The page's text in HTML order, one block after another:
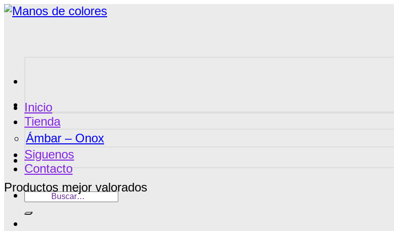
Saltar
Inicio
Tienda
Ámbar – Onox
Siguenos
Contacto
Buscar
por:
Productos mejor valorados